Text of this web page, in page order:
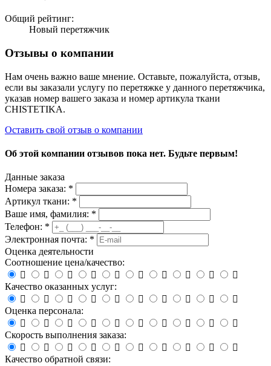
Общий рейтинг:
Новый перетяжчик
Отзывы о компании
Нам очень важно ваше мнение. Оставьте, пожалуйста, отзыв,
если вы заказали услугу по перетяжке у данного перетяжчика,
указав номер вашего заказа и номер артикула ткани
CHISTETIKA.
Оставить свой отзыв о компании
Об этой компании отзывов пока нет. Будьте первым!
Данные заказа
Номера заказа: *
Артикул ткани: *
Ваше имя, фамилия: *
Телефон: *
Электронная почта: *
Оценка деятельности
Соотношение цена/качество:

       

Качество оказанных услуг:

       

Оценка персонала:

       

Скорость выполнения заказа:

       

Качество обратной связи: